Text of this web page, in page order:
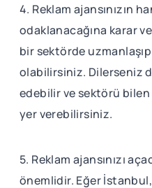
4. Reklam ajansınızın
odaklanacağına karar
bir sektörde
olabilirsiniz. Dilerseniz
edebilir ve sektörü bilen
yer verebilirsiniz.
5. Reklam ajansınızı
önemlidir. Eğer